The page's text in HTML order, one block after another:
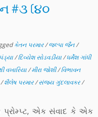
#૩ (૪૦
કેતન પરમાર/જલ્પા જૈન/
/દિવ્યેશ સોડવડીયા/ધર્મેશ ગાંધી
વખારિયા/મીરા જોશી/વિભાવન
/શૈલેષ પરમાર/સંજય ગુંદલાવકર/
પ્રોમ્પ્ટ, એક સંવાદ કે એક